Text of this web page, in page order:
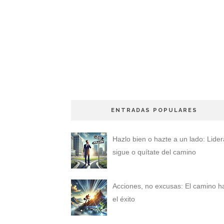
ENTRADAS POPULARES
Hazlo bien o hazte a un lado:
sigue o quítate del camino
Acciones, no excusas: El camino
el éxito